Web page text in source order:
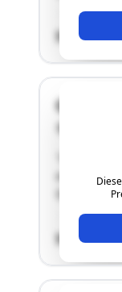
2493